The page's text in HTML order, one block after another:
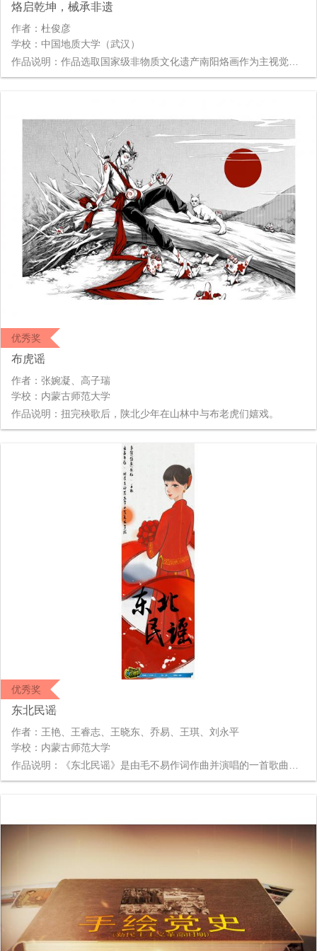
烙启乾坤，械承非遗
作者：杜俊彦
学校：中国地质大学（武汉）
优秀奖
布虎谣
作者：张婉凝、高子瑞
学校：内蒙古师范大学
作品说明：扭完秧歌后，陕北少年在山林中与布老虎们嬉戏。
优秀奖
东北民谣
作者：王艳、王睿志、王晓东、乔易、王琪、刘永平
学校：内蒙古师范大学